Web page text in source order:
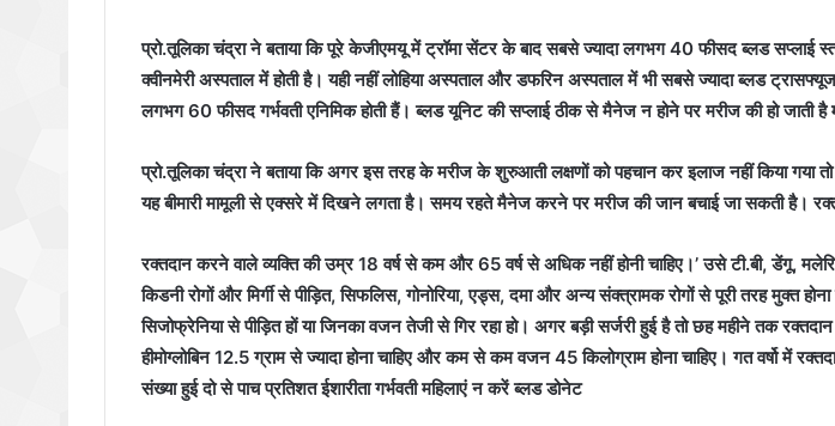
प्रो.तूलिका चंद्रा ने बताया कि पूरे केजीएमयू में ट्रॉमा सेंटर के बाद सबसे ज्यादा लगभग 40 फीसद ब्लड सप्लाई
क्वीनमेरी अस्पताल में होती है। यही नहीं लोहिया अस्पताल और डफरिन अस्पताल में भी सबसे ज्यादा ब्लड
लगभग 60 फीसद गर्भवती एनिमिक होती हैं। ब्लड यूनिट की सप्लाई ठीक से मैनेज न होने पर मरीज की हो जाती है
प्रो.तूलिका चंद्रा ने बताया कि अगर इस तरह के मरीज के शुरुआती लक्षणों को पहचान कर इलाज नहीं किया गया
यह बीमारी मामूली से एक्सरे में दिखने लगता है। समय रहते मैनेज करने पर मरीज की जान बचाई जा सकती है।
रक्तदान करने वाले व्यक्ति की उम्र 18 वर्ष से कम और 65 वर्ष से अधिक नहीं होनी चाहिए।’ उसे टी.बी, डेंगू,
किडनी रोगों और मिर्गी से पीड़ित, सिफलिस, गोनोरिया, एड्स, दमा और अन्य संक्त्रामक रोगों से पूरी तरह मुक्त होना
सिजोफ्रेनिया से पीड़ित हों या जिनका वजन तेजी से गिर रहा हो। अगर बड़ी सर्जरी हुई है तो छह महीने तक
हीमोग्लोबिन 12.5 ग्राम से ज्यादा होना चाहिए और कम से कम वजन 45 किलोग्राम होना चाहिए। गत वर्षो में
संख्या हुई दो से पाच प्रतिशत ईशारीता गर्भवती महिलाएं न करें ब्लड डोनेट